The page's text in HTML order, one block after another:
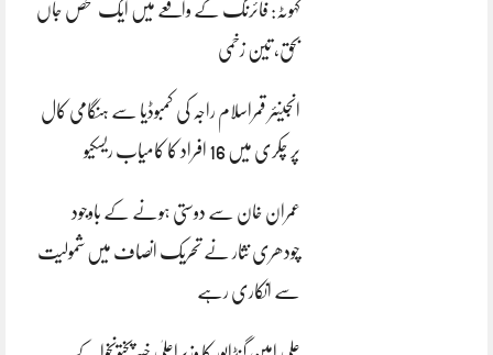
کہوٹہ: فائرنگ کے واقعے میں ایک شخص جاں
بحق، تین زخمی
انجینئر قمراسلام راجہ کی کمبوڈیا سے ہنگامی کال
پر چکری میں 16 افراد کا کامیاب ریسکیو
عمران خان سے دوستی ہونے کے باوجود
چودھری نثار نے تحریک انصاف میں شمولیت
سے انکاری رہے